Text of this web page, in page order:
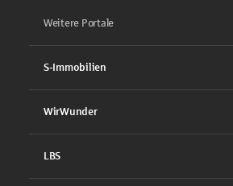
Weitere Portale
S-Immobilien
WirWunder
LBS